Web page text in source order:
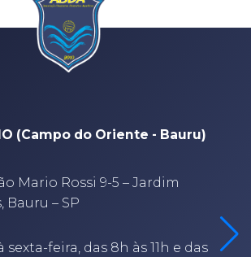
(Campo do Oriente - Bauru)
Mario Rossi 9-5 – Jardim
Bauru – SP
sexta-feira, das 8h às 11h e das